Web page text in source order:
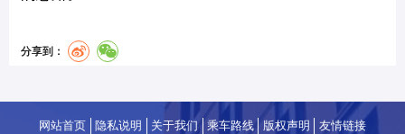
分享到：
网站首页 隐私说明 关于我们 乘车路线 版权声明 友情链接